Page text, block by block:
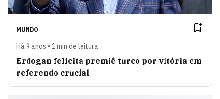
MUNDO
Há 9 anos • 1 min de leitura
Erdogan felicita premiê turco por vitória em
referendo crucial